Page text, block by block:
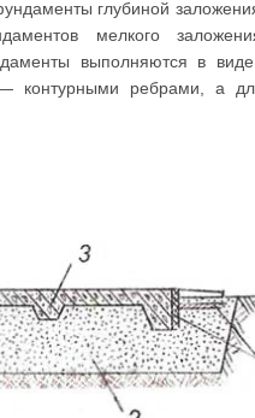
глубиной
мелкого
выполняются в
контурными ребрами, а